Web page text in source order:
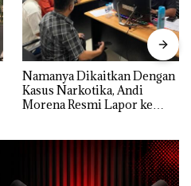
Namanya Dikaitkan Dengan
Kasus Narkotika, Andi
Morena Resmi Lapor ke